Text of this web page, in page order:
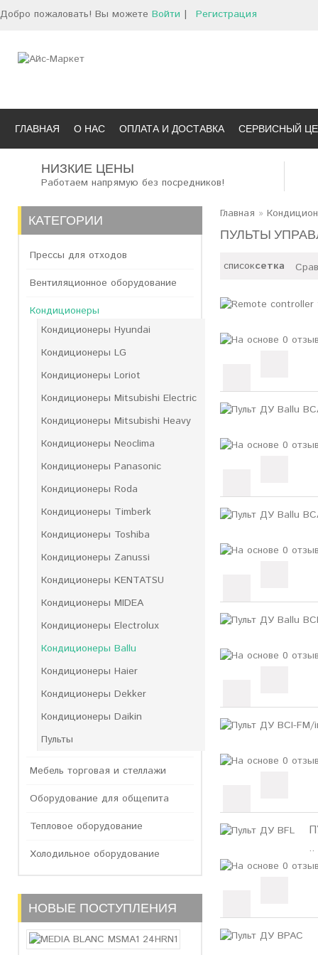
Добро пожаловать! Вы можете Войти | Регистрация
ГЛАВНАЯ О НАС ОПЛАТА И ДОСТАВКА СЕРВИСНЫЙ
НИЗКИЕ ЦЕНЫ
Работаем напрямую без посредников!
КАТЕГОРИИ
Прессы для отходов
Вентиляционное оборудование
Кондиционеры
Кондиционеры Hyundai
Кондиционеры LG
Кондиционеры Loriot
Кондиционеры Mitsubishi Electric
Кондиционеры Mitsubishi Heavy
Кондиционеры Neoclima
Кондиционеры Panasonic
Кондиционеры Roda
Кондиционеры Timberk
Кондиционеры Toshiba
Кондиционеры Zanussi
Кондиционеры KENTATSU
Кондиционеры MIDEA
Кондиционеры Electrolux
Кондиционеры Ballu
Кондиционеры Haier
Кондиционеры Dekker
Кондиционеры Daikin
Пульты
Мебель торговая и стеллажи
Оборудование для общепита
Тепловое оборудование
Холодильное оборудование
НОВЫЕ ПОСТУПЛЕНИЯ
Главная »
ПУЛЬТЫ
списоксетка
..